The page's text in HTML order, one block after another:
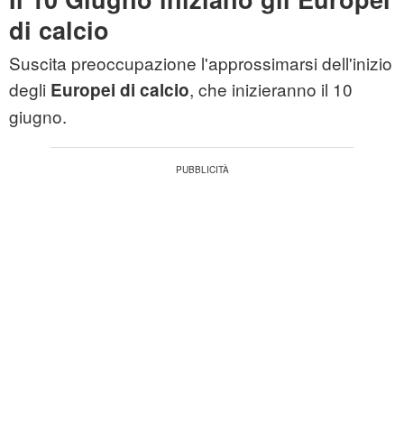
di calcio
Suscita preoccupazione l'approssimarsi dell'inizio
degli Europei di calcio, che inizieranno il 10
giugno.